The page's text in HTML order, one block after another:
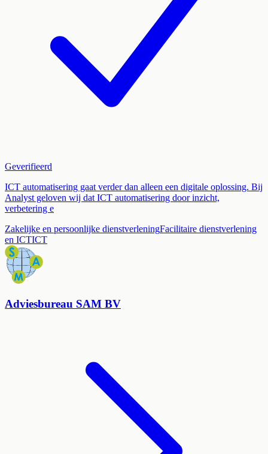
Geverifieerd
ICT automatisering gaat verder dan alleen een digitale oplossing. Bij
Analyst geloven wij dat ICT automatisering door inzicht,
verbetering e
Zakelijke en persoonlijke dienstverleningFacilitaire dienstverlening
en ICTICT
Adviesbureau SAM BV